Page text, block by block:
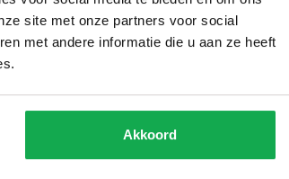
site met onze partners voor social
met andere informatie die u aan ze heeft
Akkoord